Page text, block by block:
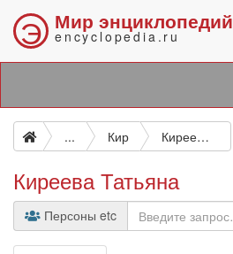
Э Мир энциклопедий
encyclopedia.ru
... Кир Киреева Татьяна
Киреева Татьяна
Персоны etc